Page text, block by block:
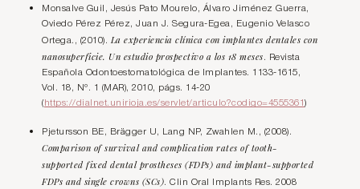
Monsalve Guil, Jesús Pato Mourelo, Álvaro Jiménez Guerra,
Oviedo Pérez Pérez, Juan J. Segura-Egea, Eugenio Velasco
Ortega., (2010). La experiencia clínica con implantes dentales con
nanosuperficie. Un estudio prospectivo a los 18 meses . Revista
Española Odontoestomatológica de Implantes. 1133-1615,
Vol. 18, Nº. 1 (MAR), 2010, págs. 14-20
( https://dialnet.unirioja.es/servlet/articulo?codigo=4555361)
Pjetursson BE, Brägger U, Lang NP, Zwahlen M., (2008).
Comparison of survival and complication rates of tooth-
supported fixed dental prostheses (FDPs) and implant-supported
FDPs and single crowns (SCs). Clin Oral Implants Res. 2008